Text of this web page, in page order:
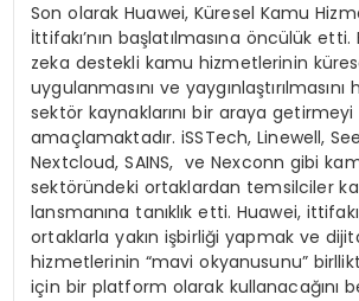
Son olarak Huawei, Küresel Kamu
İttifakı’nın başlatılmasına öncülük
zeka destekli kamu hizmetlerinin
uygulanmasını ve yaygınlaştırılmasını
sektör kaynaklarını bir araya getirmeyi
amaçlamaktadır. iSSTech, Linewell,
Nextcloud, SAINS, ve Nexconn gibi
sektöründeki ortaklardan temsilciler
lansmanına tanıklık etti. Huawei,
ortaklarla yakın işbirliği yapmak ve
hizmetlerinin “mavi okyanusunu”
için bir platform olarak kullanacağını